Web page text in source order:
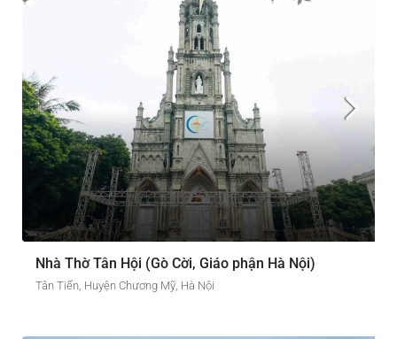
Nhà Thờ Tân Hội (Gò Cời, Giáo phận Hà Nội)
Tân Tiến, Huyện Chương Mỹ, Hà Nội